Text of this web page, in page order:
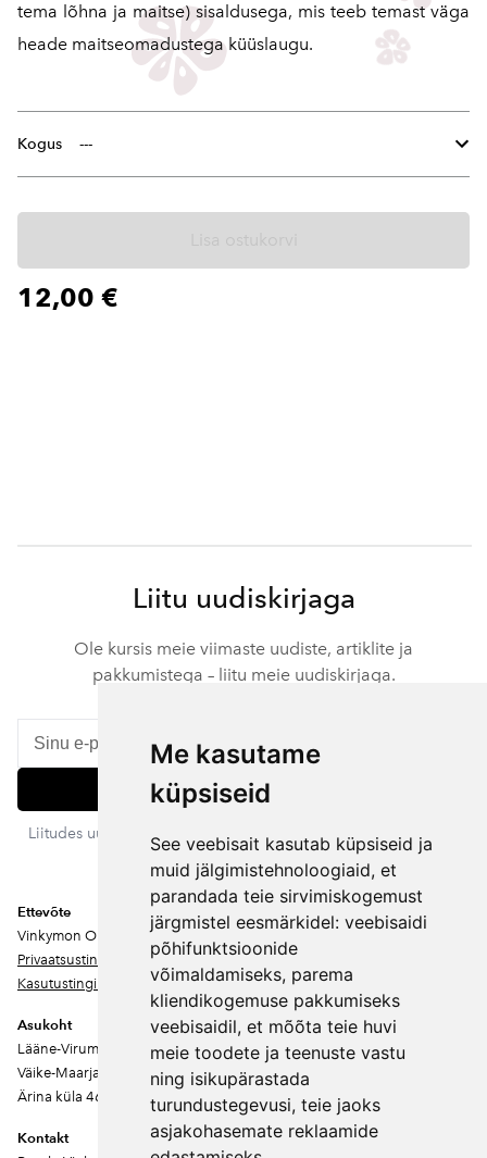
Me kasutame
küpsiseid
See veebisait kasutab küpsiseid ja
muid jälgimistehnoloogiaid, et
parandada teie sirvimiskogemust
järgmistel eesmärkidel: veebisaidi
põhifunktsioonide
võimaldamiseks, parema
kliendikogemuse pakkumiseks
veebisaidil, et mõõta teie huvi
meie toodete ja teenuste vastu
ning isikupärastada
turundustegevusi, teie jaoks
asjakohasemate reklaamide
tema lõhna ja maitse) sisaldusega, mis teeb temast väga
heade maitseomadustega küüslaugu.
Kogus
12,00 €
Liitu uudiskirjaga
Ole kursis meie viimaste uudiste, artiklite ja
pakkumistega – liitu meie uudiskirjaga.
Liitu
Liitudes uudiskirjaga nõustud meie privaatsustingimustega. Sa
võid igal ajal tellimuse tühistada.
Ettevõte
Vinkymon OÜ
Privaatsustingimused
Kasutustingimused
Asukoht
Lääne-Virumaa
Väike-Maarja vald
Ärina küla 46202
Kontakt